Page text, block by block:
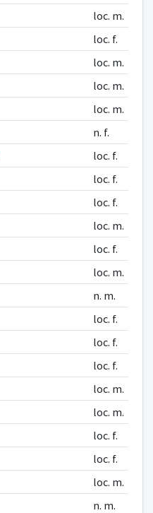
loc. m.
loc. f.
loc. m.
loc. m.
loc. m.
n. f.
loc. f.
loc. f.
loc. f.
loc. m.
loc. f.
loc. m.
n. m.
loc. f.
loc. f.
loc. f.
loc. m.
loc. m.
loc. f.
loc. f.
loc. m.
n. m.